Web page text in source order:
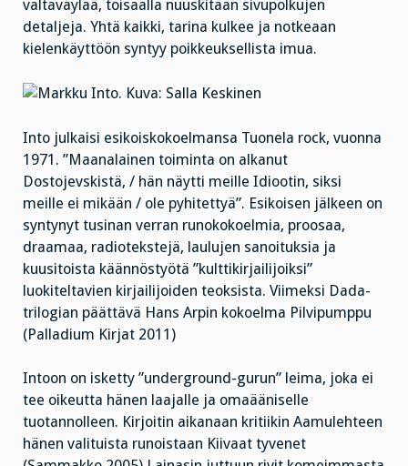
valtaväylää, toisaalla nuuskitaan sivupolkujen
detaljeja. Yhtä kaikki, tarina kulkee ja notkeaan
kielenkäyttöön syntyy poikkeuksellista imua.
Into julkaisi esikoiskokoelmansa Tuonela rock, vuonna
1971. ”Maanalainen toiminta on alkanut
Dostojevskistä, / hän näytti meille Idiootin, siksi
meille ei mikään / ole pyhitettyä”. Esikoisen jälkeen on
syntynyt tusinan verran runokokoelmia, proosaa,
draamaa, radiotekstejä, laulujen sanoituksia ja
kuusitoista käännöstyötä ”kulttikirjailijoiksi”
luokiteltavien kirjailijoiden teoksista. Viimeksi Dada-
trilogian päättävä Hans Arpin kokoelma Pilvipumppu
(Palladium Kirjat 2011)
Intoon on isketty ”underground-gurun” leima, joka ei
tee oikeutta hänen laajalle ja omaääniselle
tuotannolleen. Kirjoitin aikanaan kritiikin Aamulehteen
hänen valituista runoistaan Kiivaat tyvenet